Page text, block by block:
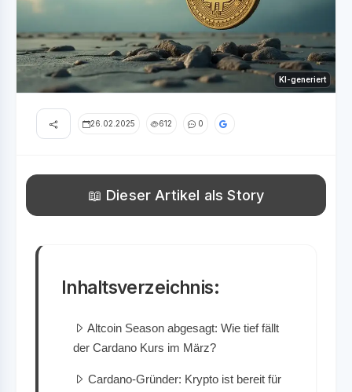
KI-generiert
26.02.2025 612 0
📖 Dieser Artikel als Story
Inhaltsverzeichnis:
Altcoin Season abgesagt: Wie tief fällt
der Cardano Kurs im März?
Cardano-Gründer: Krypto ist bereit für